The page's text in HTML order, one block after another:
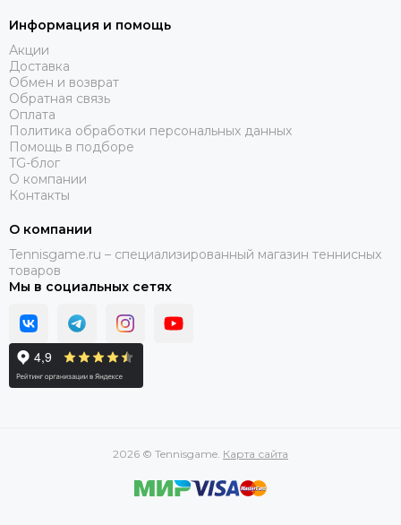
Информация и помощь
Акции
Доставка
Обмен и возврат
Обратная связь
Оплата
Политика обработки персональных данных
Помощь в подборе
TG-блог
О компании
Контакты
О компании
Tennisgame.ru – специализированный магазин теннисных
товаров
Мы в социальных сетях
2026 © Tennisgame. Карта сайта